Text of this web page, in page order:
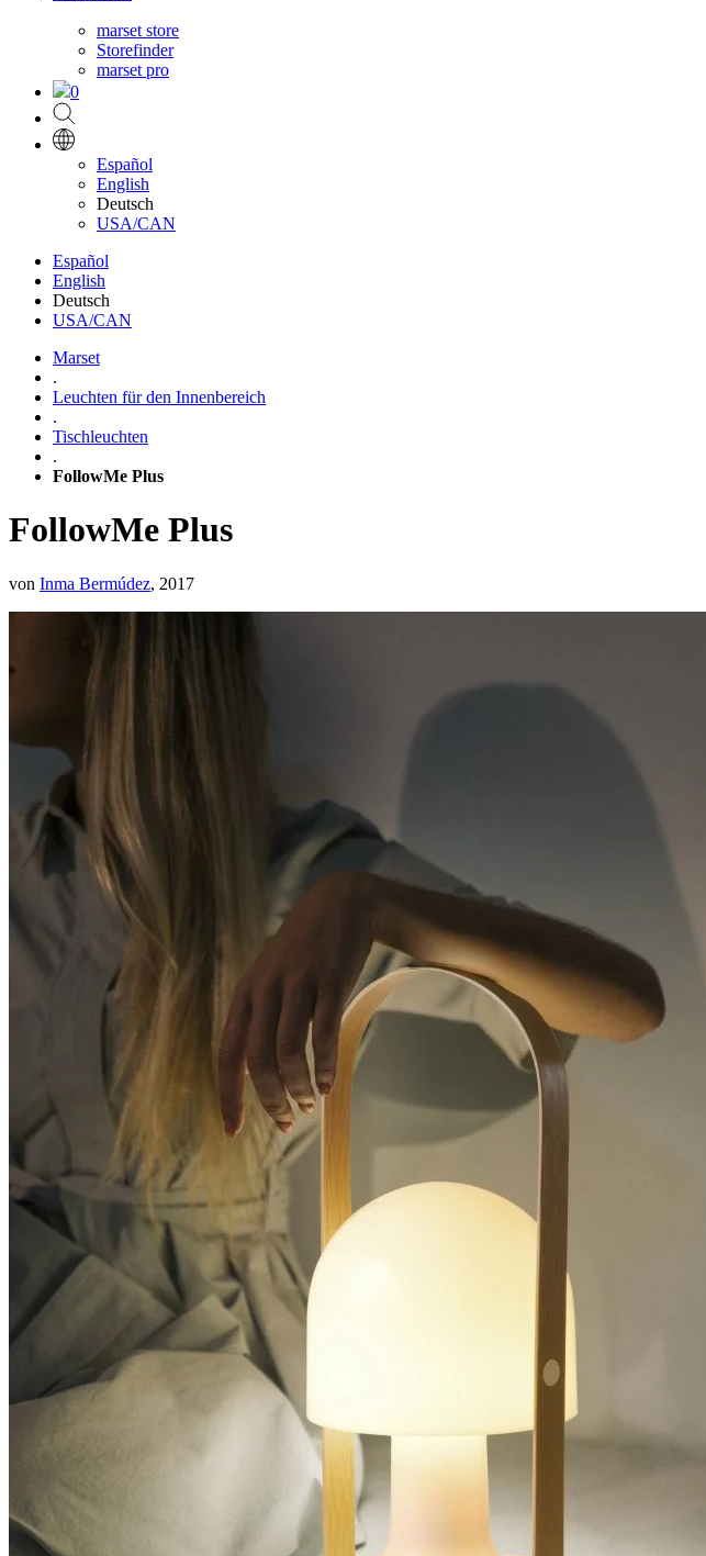
marset store
Storefinder
marset pro
0
Español
English
Deutsch
USA/CAN
Español
English
Deutsch
USA/CAN
Marset
.
Leuchten für den Innenbereich
.
Tischleuchten
.
FollowMe Plus
FollowMe Plus
von Inma Bermúdez, 2017